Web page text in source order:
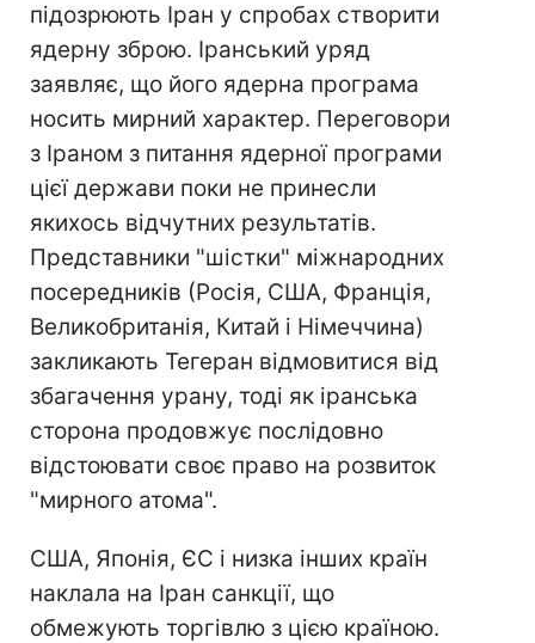
підозрюють Іран у спробах створити
ядерну зброю. Іранський уряд
заявляє, що його ядерна програма
носить мирний характер. Переговори
з Іраном з питання ядерної програми
цієї держави поки не принесли
якихось відчутних результатів.
Представники "шістки" міжнародних
посередників (Росія, США, Франція,
Великобританія, Китай і Німеччина)
закликають Тегеран відмовитися від
збагачення урану, тоді як іранська
сторона продовжує послідовно
відстоювати своє право на розвиток
"мирного атома".
США, Японія, ЄС і низка інших країн
наклала на Іран санкції, що
обмежують торгівлю з цією країною.